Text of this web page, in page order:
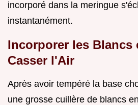
incorporé dans la meringue
instantanément.
Incorporer les Blancs
Casser l'Air
Après avoir tempéré la base
une grosse cuillère de blancs